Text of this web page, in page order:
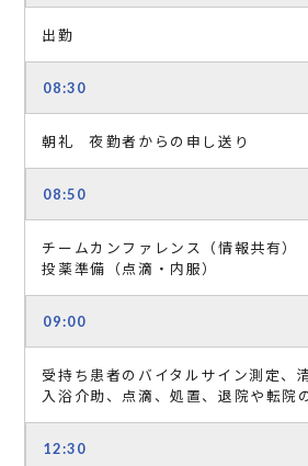
出勤
08:30
朝礼 夜勤者からの申し送り
08:50
チームカンファレンス（情報共有）
投薬準備（点滴・内服）
09:00
受持ち患者のバイタルサイン測定、
入浴介助、点滴、処置、退院や転院
12:30